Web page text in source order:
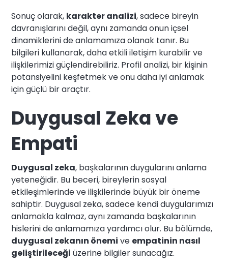
Sonuç olarak, karakter analizi, sadece bireyin
davranışlarını değil, aynı zamanda onun içsel
dinamiklerini de anlamamıza olanak tanır. Bu
bilgileri kullanarak, daha etkili iletişim kurabilir ve
ilişkilerimizi güçlendirebiliriz. Profil analizi, bir kişinin
potansiyelini keşfetmek ve onu daha iyi anlamak
için güçlü bir araçtır.
Duygusal Zeka ve
Empati
Duygusal zeka, başkalarının duygularını anlama
yeteneğidir. Bu beceri, bireylerin sosyal
etkileşimlerinde ve ilişkilerinde büyük bir öneme
sahiptir. Duygusal zeka, sadece kendi duygularımızı
anlamakla kalmaz, aynı zamanda başkalarının
hislerini de anlamamıza yardımcı olur. Bu bölümde,
duygusal zekanın önemi ve empatinin nasıl
geliştirileceği üzerine bilgiler sunacağız.